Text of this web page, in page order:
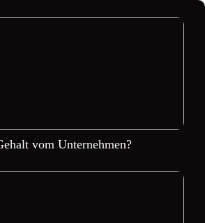
vom Unternehmen?